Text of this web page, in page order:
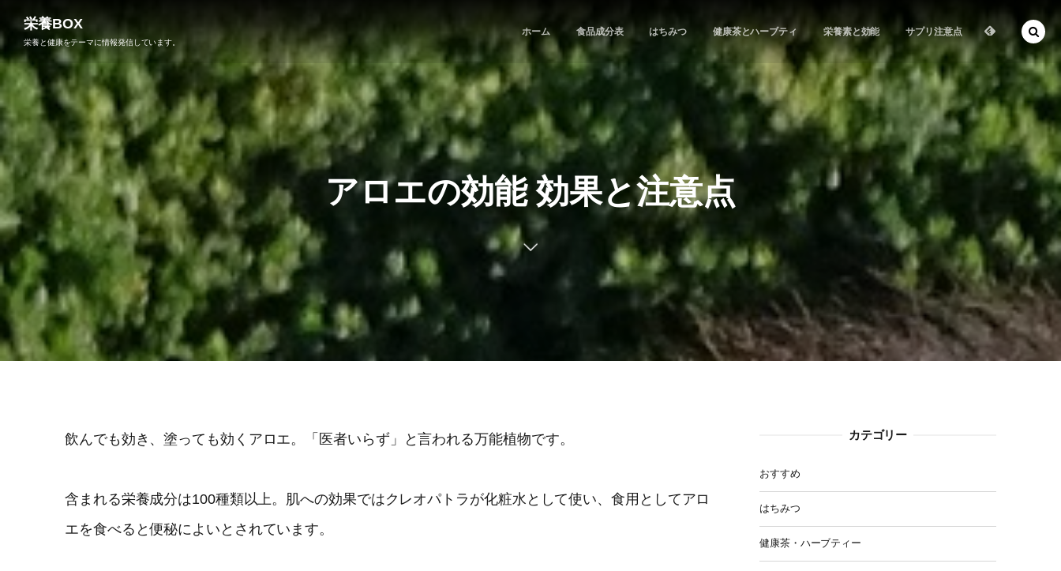
栄養BOX
栄養と健康をテーマに情報発信しています。
ホーム 食品成分表 はちみつ 健康茶とハーブティ 栄養素と効能 サプリ注意点
アロエの効能 効果と注意点
飲んでも効き、塗っても効くアロエ。「医者いらず」と言われる万能植物です。
含まれる栄養成分は100種類以上。肌への効果ではクレオパトラが化粧水として使い、食用としてアロ
エを食べると便秘によいとされています。
カテゴリー
おすすめ
はちみつ
健康茶・ハーブティー